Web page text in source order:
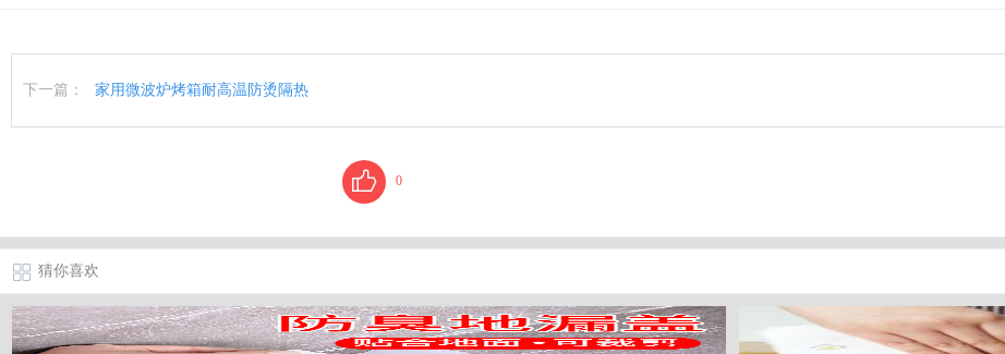
下一篇： 家用微波炉烤箱耐高温防烫隔热
0
猜你喜欢